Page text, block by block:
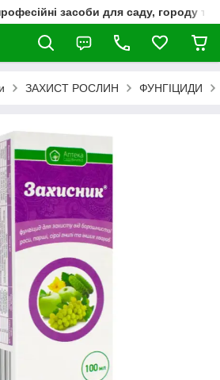
засоби для саду, городу та
ЗАХИСТ РОСЛИН ФУНГІЦИДИ